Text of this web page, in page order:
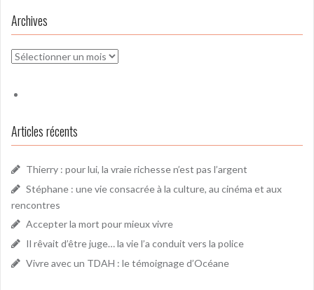
Archives
Archives
Articles récents
Thierry : pour lui, la vraie richesse n’est pas l’argent
Stéphane : une vie consacrée à la culture, au cinéma et aux
rencontres
Accepter la mort pour mieux vivre
Il rêvait d’être juge… la vie l’a conduit vers la police
Vivre avec un TDAH : le témoignage d’Océane